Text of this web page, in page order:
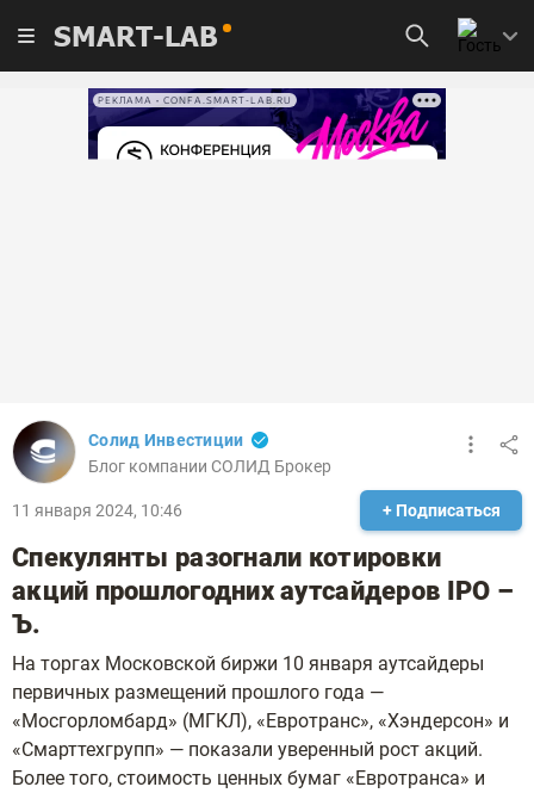
SMART-LAB
РЕКЛАМА • CONFA.SMART-LAB.RU
Солид Инвестиции
Блог компании СОЛИД Брокер
11 января 2024, 10:46 + Подписаться
Спекулянты разогнали котировки
акций прошлогодних аутсайдеров IPO –
Ъ.
На торгах Московской биржи 10 января аутсайдеры
первичных размещений прошлого года —
«Мосгорломбард» (МГКЛ), «Евротранс», «Хэндерсон» и
«Смарттехгрупп» — показали уверенный рост акций.
Более того, стоимость ценных бумаг «Евротранса» и